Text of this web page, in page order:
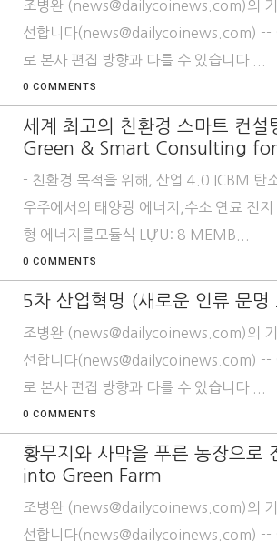
조병완 (news@dailycoinews.com)의 기
선합니다(news@dailycoinews.com) --
로 본사 편집 방향과 다를 수 있습니다 ...
0 COMMENTS
세계 최고의 친환경 스마트 컨
Green & Smart Consulting
- 친환경 목적을 위해, 산업 4.0 ICBM 탄
우주에서의 태양광 에너지,수소 연료 전
형 에너지를모듈식 LỰU: 8 MEMB...
0 COMMENTS
5차 산업혁명 (새로운 인류 문명
조병완 (news@dailycoinews.com)의 기
선합니다(news@dailycoinews.com) --
로 본사 편집 방향과 다를 수 있습니다 ...
0 COMMENTS
황무지와 사막을 푸른 농장으
into Green Farm
조병완 (news@dailycoinews.com)의 기
선합니다(news@dailycoinews.com) --